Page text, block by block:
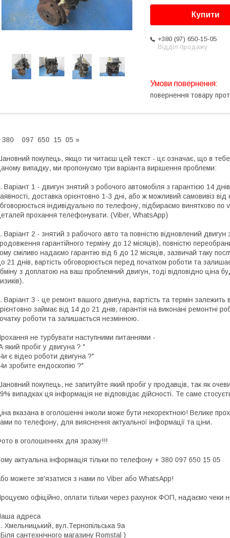
Купити
+380 (97) 650-15-05
Відділ продажу
повернення товару
380 097 650 15 05 »
покупець, якщо ти читаєш цей текст - цє означає, що в
випадку, ми пропонуємо три варіанта вирішення проблеми:
Варіант 1 - двигун знятий з робочого автомобіля з гарантією 14
доставка орієнтовно 1-3 дні, або ж можливий самовивіз від
індивідуально по телефону, підбираємо винятково
прохання телефонувати. (Viber, WhatsApp)
Варіант 2 - знятий з рабочого авто та повністю відновлений двигун
гарантійного терміну до 12 місяців), повністю
сміливо надаємо гарантію від 6 до 12 місяців, зазвичай таку
21 днів, вартість обговорюється перед початком роботи та
з доплатою на ваш проблемний двигун, тоді відповідно ціна
Варіант 3 - це ремонт вашого двигуна, вартість та термін залежить
займає від 14 до 21 днів, гарантія на виконані ремонтні
роботи та залишається незмінною.
не турбувати наступними питаннями -
який пробіг у двигуна ? "
є відео роботи двигуна ?"
зробите ендоскопію ?"
покупець, не запитуйте який пробіг у продавців, так як
випадках ця інформація не відповідає дійсності. Те саме
вказана в оголошенні інколи може бути некоректною! Велике
по телефону, для вияснення актуальної інформації та ціни.
в оголошеннях для зразку!!!
актуальна інформація тільки по телефону + 380 097 650 15 05
можете зв'язатися з нами по Viber або WhatsApp!
офіційно, оплати тільки через рахунок ФОП, надаємо чеки
адреса
Хмельницький, вул.Тернопільська 9а
сантехнічного магазину Romstal )